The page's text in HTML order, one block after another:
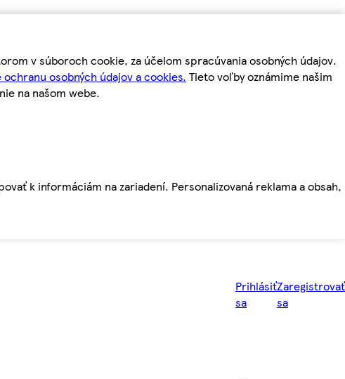
v súboroch cookie, za účelom spracúvania osobných údajov.
osobných údajov a cookies. Tieto voľby oznámime našim
na našom webe.
k informáciám na zariadení. Personalizovaná reklama a obsah,
Prihlásiť
sa
Zaregistrovať
sa